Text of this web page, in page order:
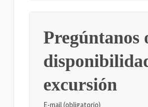
Pregúntanos
excursión
E-mail (obligatorio)